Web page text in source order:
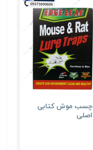
چسب موش کتابی
اصلی